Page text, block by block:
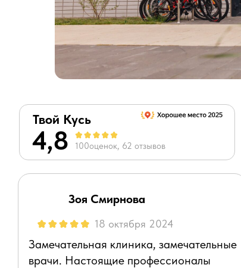
100оценок, 62 отзывов
Твой Кусь
4,8
18 октября 2024
Замечательная клиника, замечательные
врачи. Настоящие профессионалы
Зоя Смирнова